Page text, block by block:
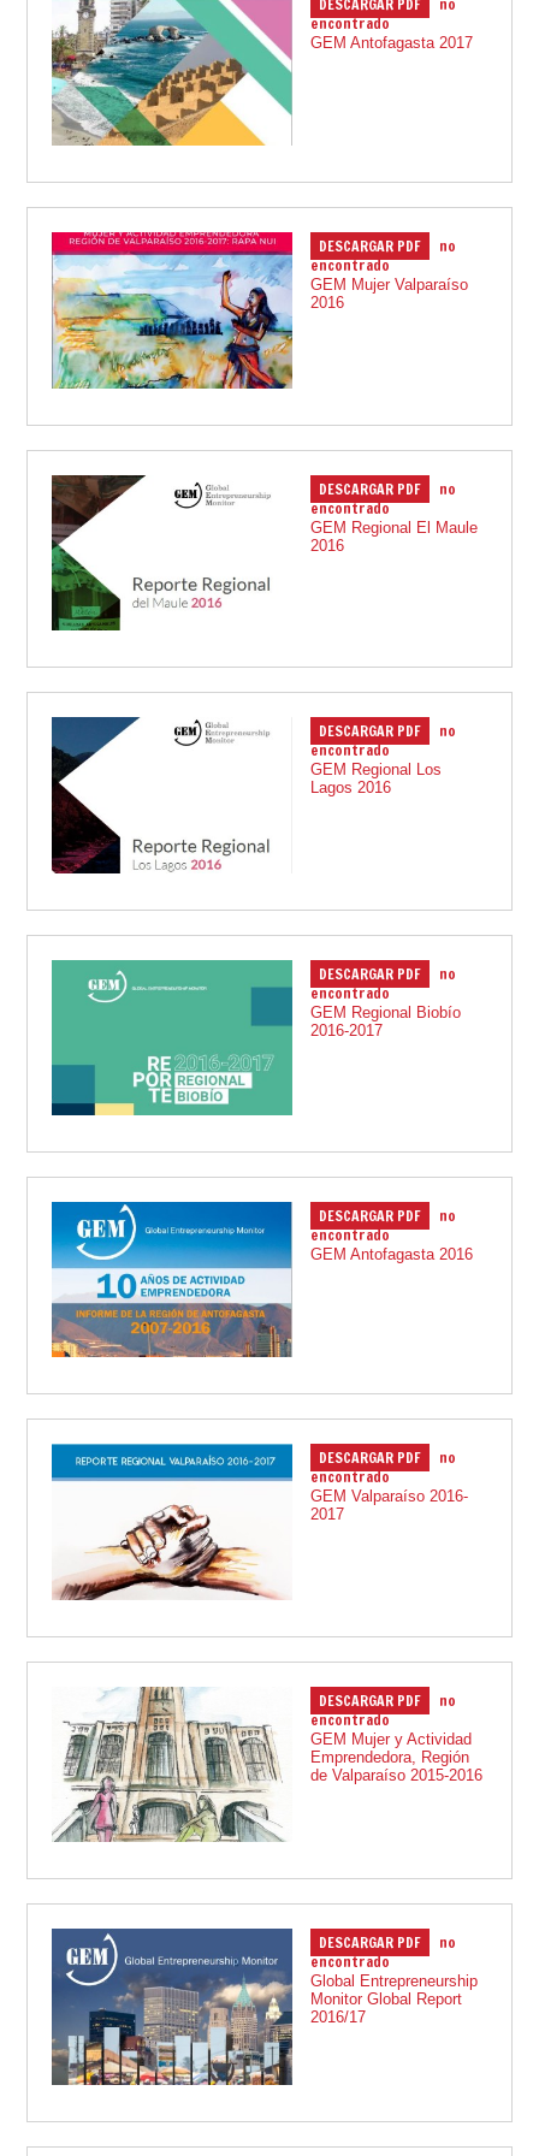
05.12.2018
encontrado
GEM Antofagasta 2017
17.02.2018
DESCARGAR PDF
no
encontrado
GEM Mujer Valparaíso
2016
05.01.2018
DESCARGAR PDF
no
encontrado
GEM Regional El Maule
2016
05.01.2018
DESCARGAR PDF
no
encontrado
GEM Regional Los
Lagos 2016
05.01.2018
DESCARGAR PDF
no
encontrado
GEM Regional Biobío
2016-2017
12.12.2017
DESCARGAR PDF
no
encontrado
GEM Antofagasta 2016
02.08.2017
DESCARGAR PDF
no
encontrado
GEM Valparaíso 2016-
2017
21.02.2017
DESCARGAR PDF
no
encontrado
GEM Mujer y Actividad
Emprendedora, Región
de Valparaíso 2015-2016
15.02.2017
DESCARGAR PDF
no
encontrado
Global Entrepreneurship
Monitor Global Report
2016/17